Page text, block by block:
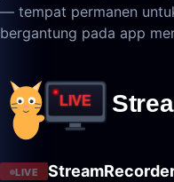
— tempat permanen
bergantung pada app
LIVE